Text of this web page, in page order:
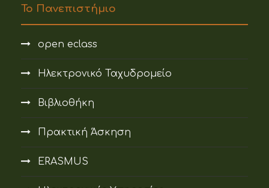
Το Πανεπιστήμιο
open eclass
Ηλεκτρονικό Ταχυδρομείο
Βιβλιοθήκη
Πρακτική Άσκηση
ERASMUS